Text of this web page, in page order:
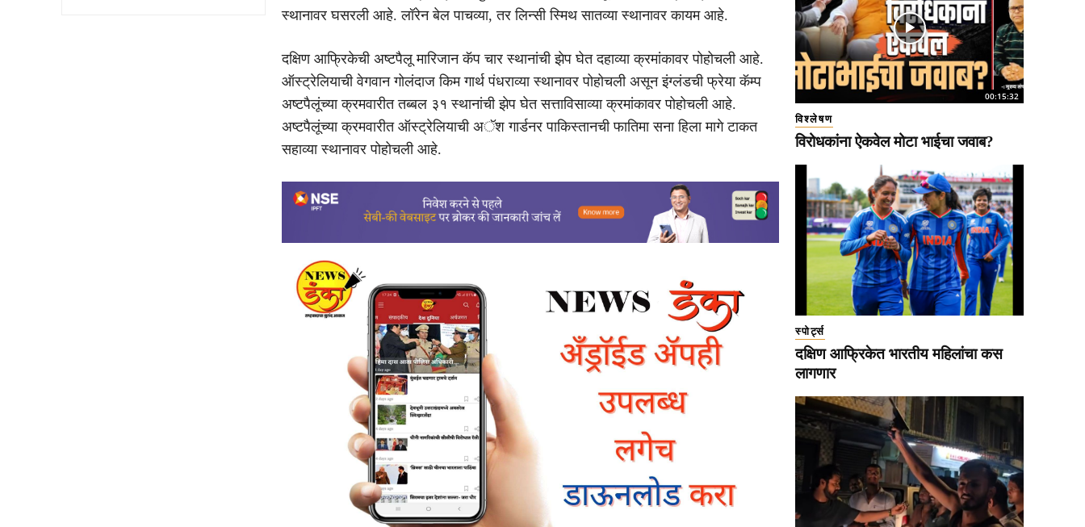
स्थानावर घसरली आहे. लॉरेन बेल पाचव्या, तर लिन्सी स्मिथ सातव्या स्थानावर कायम आहे.
दक्षिण आफ्रिकेची अष्टपैलू मारिजान कॅप चार स्थानांची झेप घेत दहाव्या क्रमांकावर पोहोचली आहे.
ऑस्ट्रेलियाची वेगवान गोलंदाज किम गार्थ पंधराव्या स्थानावर पोहोचली असून इंग्लंडची फ्रेया कॅम्प
अष्टपैलूंच्या क्रमवारीत तब्बल ३१ स्थानांची झेप घेत सत्ताविसाव्या क्रमांकावर पोहोचली आहे.
अष्टपैलूंच्या क्रमवारीत ऑस्ट्रेलियाची अॅश गार्डनर पाकिस्तानची फातिमा सना हिला मागे टाकत
सहाव्या स्थानावर पोहोचली आहे.
00:15:32
विश्लेषण
विरोधकांना ऐकवेल मोटा भाईचा जवाब?
स्पोर्ट्स
दक्षिण आफ्रिकेत भारतीय महिलांचा कस
लागणार